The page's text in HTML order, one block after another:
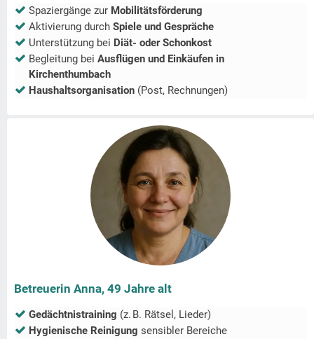
Spaziergänge zur Mobilitätsförderung
Aktivierung durch Spiele und Gespräche
Unterstützung bei Diät- oder Schonkost
Begleitung bei Ausflügen und Einkäufen in
Kirchenthumbach
Haushaltsorganisation (Post, Rechnungen)
Betreuerin Anna, 49 Jahre alt
Gedächtnistraining (z. B. Rätsel, Lieder)
Hygienische Reinigung sensibler Bereiche